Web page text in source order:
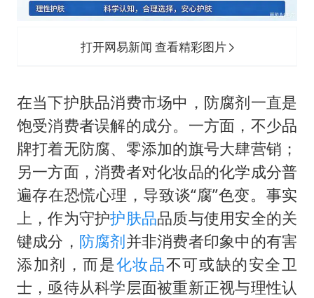
夏日经济乘“热”而上 消费市场向“新”而行
乐享全民健身 共筑健康中国
打开网易新闻 查看精彩图片
在当下护肤品消费市场中，防腐剂一直是
饱受消费者误解的成分。一方面，不少品
牌打着无防腐、零添加的旗号大肆营销；
另一方面，消费者对化妆品的化学成分普
遍存在恐慌心理，导致谈“腐”色变。事实
上，作为守护护肤品品质与使用安全的关
键成分， 防腐剂并非消费者印象中的有害
添加剂，而是化妆品不可或缺的安全卫
士，亟待从科学层面被重新正视与理性认